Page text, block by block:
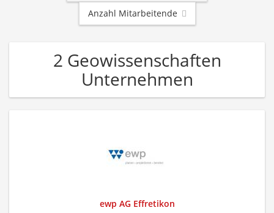
Anzahl Mitarbeitende
2 Geowissenschaften
Unternehmen
ewp AG Effretikon